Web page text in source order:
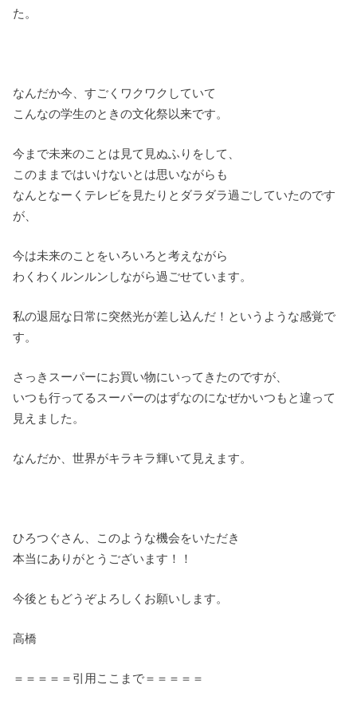
た。
なんだか今、すごくワクワクしていて
こんなの学生のときの文化祭以来です。
今まで未来のことは見て見ぬふりをして、
このままではいけないとは思いながらも
なんとなーくテレビを見たりとダラダラ過ごしていたのです
が、
今は未来のことをいろいろと考えながら
わくわくルンルンしながら過ごせています。
私の退屈な日常に突然光が差し込んだ！というような感覚で
す。
さっきスーパーにお買い物にいってきたのですが、
いつも行ってるスーパーのはずなのになぜかいつもと違って
見えました。
なんだか、世界がキラキラ輝いて見えます。
ひろつぐさん、このような機会をいただき
本当にありがとうございます！！
今後ともどうぞよろしくお願いします。
高橋
＝＝＝＝＝引用ここまで＝＝＝＝＝